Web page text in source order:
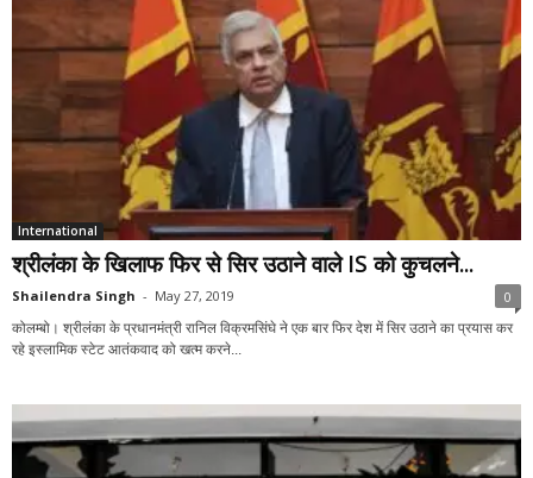
International
श्रीलंका के खिलाफ फिर से सिर उठाने वाले IS को कुचलने...
Shailendra Singh - May 27, 2019 0
कोलम्बो। श्रीलंका के प्रधानमंत्री रानिल विक्रमसिंघे ने एक बार फिर देश में सिर उठाने का प्रयास कर
रहे इस्लामिक स्टेट आतंकवाद को खत्म करने...